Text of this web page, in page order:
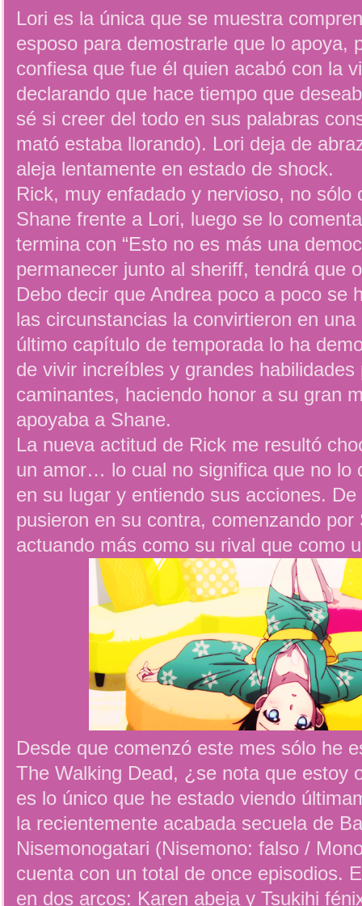
Lori es la única que se muestra
esposo para demostrarle que lo apoya,
confiesa que fue él quien acabó con la
declarando que hace tiempo que
sé si creer del todo en sus palabras
mató estaba llorando). Lori deja de
aleja lentamente en estado de shock.
Rick, muy enfadado y nervioso, no sólo
Shane frente a Lori, luego se lo
termina con “Esto no es más una
permanecer junto al sheriff, tendrá que
Debo decir que Andrea poco a poco se
las circunstancias la convirtieron en
último capítulo de temporada lo ha
de vivir increíbles y grandes
caminantes, haciendo honor a su gran
apoyaba a Shane.
La nueva actitud de Rick me resultó
un amor… lo cual no significa que no lo
en su lugar y entiendo sus acciones.
pusieron en su contra, comenzando por
actuando más como su rival que como
Desde que comenzó este mes sólo he
The Walking Dead, ¿se nota que estoy
es lo único que he estado viendo
la recientemente acabada secuela de
Nisemonogatari (Nisemono: falso /
cuenta con un total de once episodios.
en dos arcos: Karen abeja y Tsukihi